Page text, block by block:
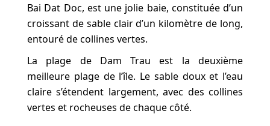
Bai Dat Doc, est une jolie baie, constituée d’un
croissant de sable clair d’un kilomètre de long,
entouré de collines vertes.
La plage de Dam Trau est la deuxième
meilleure plage de l’île. Le sable doux et l’eau
claire s’étendent largement, avec des collines
vertes et rocheuses de chaque côté.